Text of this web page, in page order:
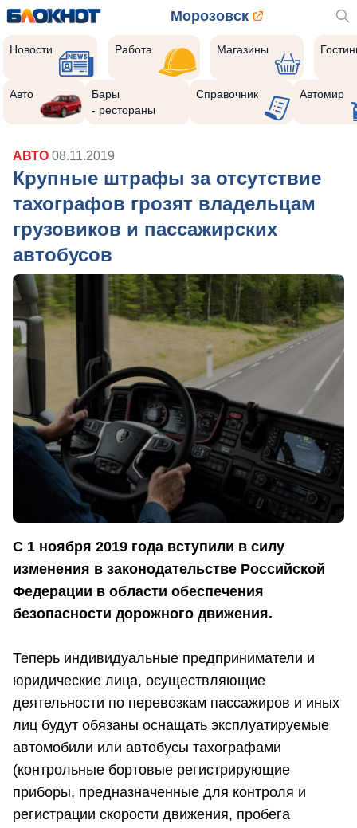
Морозовск
Новости Работа Магазины
Авто
Бары
- рестораны
Справочник Автомир
АВТО 08.11.2019
Крупные штрафы за отсутствие
тахографов грозят владельцам
грузовиков и пассажирских
автобусов
С 1 ноября 2019 года вступили в силу
изменения в законодательстве Российской
Федерации в области обеспечения
безопасности дорожного движения.
Теперь индивидуальные предприниматели и
юридические лица, осуществляющие
деятельности по перевозкам пассажиров и иных
лиц будут обязаны оснащать эксплуатируемые
автомобили или автобусы тахографами
(контрольные бортовые регистрирующие
приборы, предназначенные для контроля и
регистрации скорости движения, пробега